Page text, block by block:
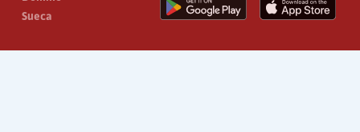
Sueca